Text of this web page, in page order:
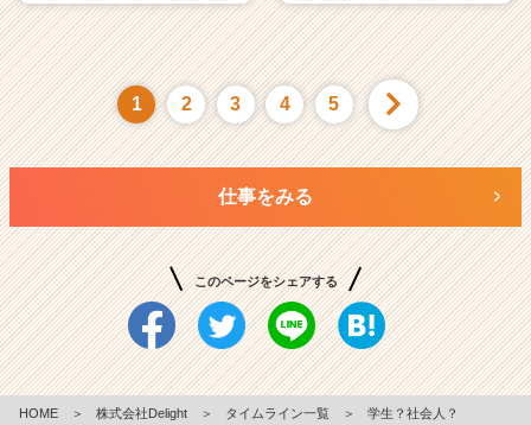
1 2 3 4 5
仕事をみる
このページをシェアする
HOME ＞ 株式会社Delight ＞ タイムライン一覧 ＞ 学生？社会人？